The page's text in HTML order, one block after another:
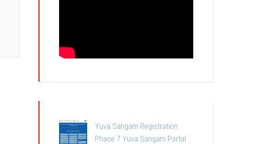
Yuva Sangam Registration
Phase 7 Yuva Sangam Portal